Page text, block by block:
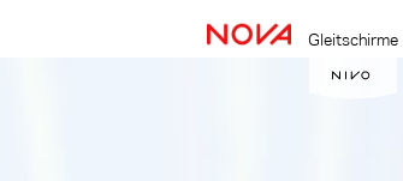
Gleitschirme